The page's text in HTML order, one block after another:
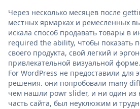
Через несколько месяцев после
местных ярмарках и ремесленных
искала способ продавать товары в
required the ability, чтобы показать
своего продукта, свой легкий и
привлекательной визуальной
For WordPress не предоставили для
решения. они попробовали many
чем нашли powr slider, и ни один из
часть сайта, был неуклюжим и